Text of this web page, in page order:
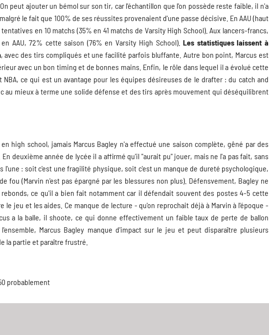
peut ajouter un bémol sur son tir, car l'échantillon que l'on possède reste faible, il n'a
le fait que 100% de ses réussites provenaient d'une passe décisive. En AAU (haut
en 10 matchs (35% en 41 matchs de Varsity High School). Aux lancers-francs,
AAU, 72% cette saison (76% en Varsity High School).Les statistiques laissent à
, avec des tirs compliqués et une facilité parfois bluffante. Autre bon point, Marcus est
avec un bon timing et de bonnes mains. Enfin, le rôle dans lequel il a évolué cette
ce qui est un avantage pour les équipes désireuses de le drafter : du catch and
au mieux à terme une solide défense et des tirs après mouvement qui déséquilibrent
en high school, jamais Marcus Bagley n'a effectué une saison complète, gêné par des
deuxième année de lycée il a affirmé qu'il "aurait pu" jouer, mais ne l'a pas fait, sans
l'une : soit c'est une fragilité physique, soit c'est un manque de dureté psychologique,
fou (Marvin n'est pas épargné par les blessures non plus). Défensvement, Bagley ne
ce qu'il a bien fait notamment car il défendait souvent des postes 4-5 cette
le jeu et les aides. Ce manque de lecture - qu'on reprochait déjà à Marvin à l'époque -
a la balle, il shoote, ce qui donne effectivement un faible taux de perte de ballon
Marcus Bagley manque d'impact sur le jeu et peut disparaître plusieurs
la partie et paraître frustré.
probablement